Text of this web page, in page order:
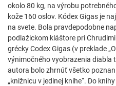
okolo 80 kg, na výrobu
kože 160 oslov. Kódex Gigas je
na svete. Bola pravdepodobne
podlažickom kláštore pri
grécky Codex Gigas (v preklade
výnimočného vyobrazenia diabla
autora bolo zhrnúť všetko
„knižnicu v jedinej knihe“. Do